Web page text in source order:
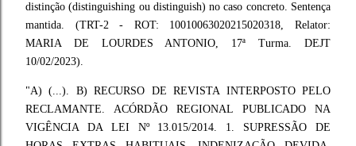
distinção (distinguishing ou distinguish) no caso concreto. Sentença
mantida. (TRT-2 - ROT: 10010063020215020318, Relator:
MARIA DE LOURDES ANTONIO, 17ª Turma. DEJT
10/02/2023).
"A) (...). B) RECURSO DE REVISTA INTERPOSTO PELO
RECLAMANTE. ACÓRDÃO REGIONAL PUBLICADO NA
VIGÊNCIA DA LEI Nº 13.015/2014. 1. SUPRESSÃO DE